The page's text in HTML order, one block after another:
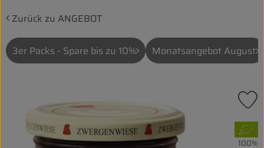
Direkt vom Hof
Biokörbe
UNSERE BIOKÖRBE
ANGEBOT
Zurück zu ANGEBOT
3er Packs - Spare bis zu 10% Monatsangebot August
, Verband:
100%